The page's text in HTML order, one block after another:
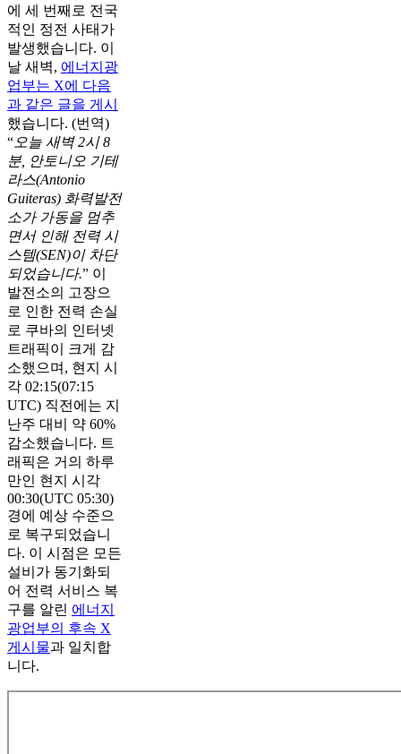
에 세 번째로 전국
적인 정전 사태가
발생했습니다. 이
날 새벽, 에너지광
업부는 X에 다음
과 같은 글을 게시
했습니다. (번역)
“ 오늘 새벽 2시 8
분, 안토니오 기테
라스(Antonio
Guiteras) 화력발전
소가 가동을 멈추
면서 인해 전력 시
스템(SEN)이 차단
되었습니다.” 이
발전소의 고장으
로 인한 전력 손실
로 쿠바의 인터넷
트래픽이 크게 감
소했으며, 현지 시
각 02:15(07:15
UTC) 직전에는 지
난주 대비 약 60%
감소했습니다. 트
래픽은 거의 하루
만인 현지 시각
00:30(UTC 05:30)
경에 예상 수준으
로 복구되었습니
다. 이 시점은 모든
설비가 동기화되
어 전력 서비스 복
구를 알린 에너지
광업부의 후속 X
게시물과 일치합
니다.